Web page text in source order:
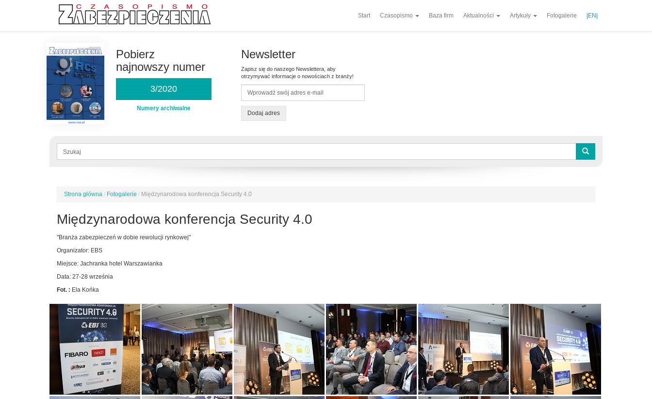
Start Czasopismo Baza firm Aktualności Artykuły Fotogalerie |EN|
Pobierz
najnowszy numer
3/2020
Numery archiwalne
Newsletter
Zapisz się do naszego Newslettera, aby
otrzymywać informacje o nowościach z branży!
Dodaj adres
Formularz
Jesteś
Strona główna / Fotogalerie / Międzynarodowa konferencja Security 4.0
Międzynarodowa konferencja Security 4.0
"Branża zabezpieczeń w dobie rewolucji rynkowej"
Organizator: EBS
Miejsce: Jachranka hotel Warszawianka
Data: 27-28 września
Fot. : Ela Końka